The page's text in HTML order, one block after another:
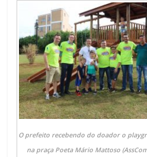
O prefeito recebendo do doador o
na praça Poeta Mário Mattoso